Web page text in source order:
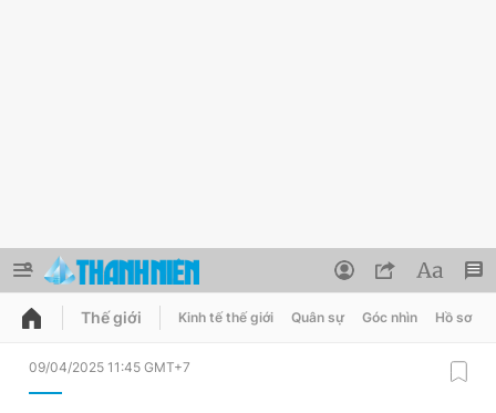
QUẢNG CÁO
Thế giới Kinh tế thế giới Quân sự Góc nhìn Hồ sơ
09/04/2025 11:45 GMT+7